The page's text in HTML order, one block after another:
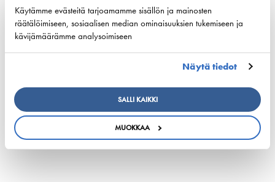
Käytämme evästeitä tarjoamamme sisällön ja mainosten
räätälöimiseen, sosiaalisen median ominaisuuksien tukemiseen ja
kävijämäärämme analysoimiseen
Näytä tiedot
SALLI KAIKKI
MUOKKAA
800 kesätyöntekijää aloittelee parhaillaan Viking
Linen laivoilla – moni heistä löytää uran
European shipping and aviation sectors urge EU to
channel ETS revenues into clean fuels
22. kesäkuuta 2026 - safety4sea.com